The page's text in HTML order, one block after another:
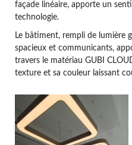
façade linéaire, apporte un
technologie.
Le bâtiment, rempli de lumière
spacieux et communicants,
travers le matériau GUBI
texture et sa couleur laissant